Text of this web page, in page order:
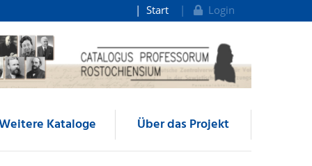
Start Login
Kataloge Über das Projekt